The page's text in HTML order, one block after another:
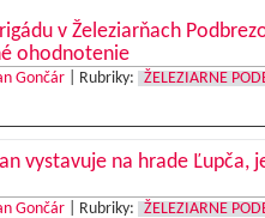
v Železiarňach
ohodnotenie
Gončár| Rubriky: ŽELEZIARNE
vystavuje na hrade Ľupča,
Gončár| Rubriky: ŽELEZIARNE